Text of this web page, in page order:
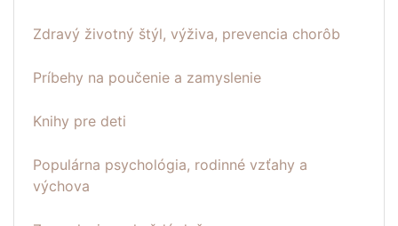
Zdravý životný štýl, výživa, prevencia chorôb
Príbehy na poučenie a zamyslenie
Knihy pre deti
Populárna psychológia, rodinné vzťahy a
výchova